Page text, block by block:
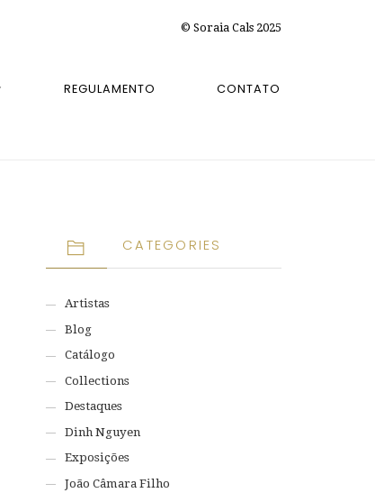
© Soraia Cals 2025
REGULAMENTO CONTATO
CATEGORIES
Artistas
Blog
Catálogo
Collections
Destaques
Dinh Nguyen
Exposições
João Câmara Filho